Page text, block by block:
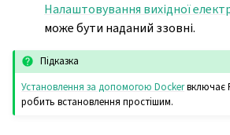
Налаштовування вихідної
може бути наданий ззовні.
Підказка
Установлення за допомогою Dockerвключає
робить встановлення простішим.